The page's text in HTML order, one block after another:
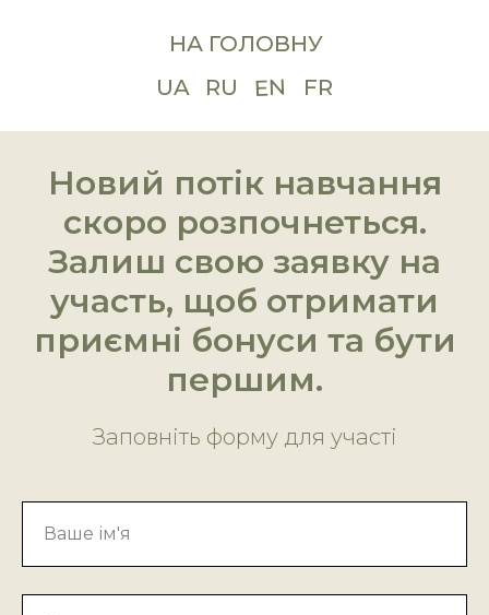
FR
EN
UA RU
НА ГОЛОВНУ
Новий потік навчання
скоро розпочнеться.
Залиш свою заявку на
участь, щоб отримати
приємні бонуси та бути
першим.
Заповніть форму для участі
Ваше ім'я